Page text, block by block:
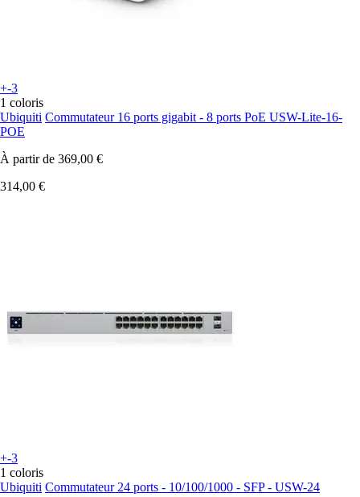
+-3
1 coloris
Ubiquiti Commutateur 16 ports gigabit - 8 ports PoE USW-Lite-16-
POE
À partir de 369,00 €
314,00 €
+-3
1 coloris
Ubiquiti Commutateur 24 ports - 10/100/1000 - SFP - USW-24